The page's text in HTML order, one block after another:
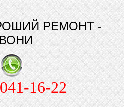
РЕМОНТ -
16-22